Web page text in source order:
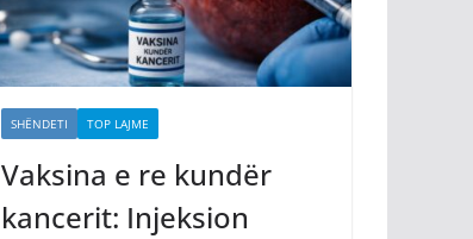
SHËNDETI TOP LAJME
Vaksina e re kundër
kancerit: Injeksion